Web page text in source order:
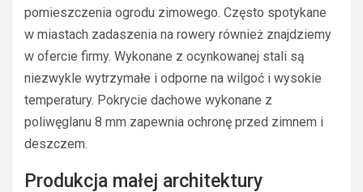
pomieszczenia ogrodu zimowego. Często spotykane
w miastach zadaszenia na rowery również znajdziemy
w ofercie firmy. Wykonane z ocynkowanej stali są
niezwykle wytrzymałe i odporne na wilgoć i wysokie
temperatury. Pokrycie dachowe wykonane z
poliwęglanu 8 mm zapewnia ochronę przed zimnem i
deszczem.
Produkcja małej architektury